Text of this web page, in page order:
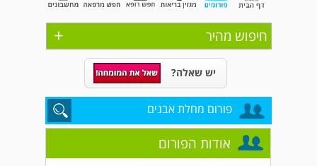
+ חיפוש מהיר
יש שאלה?
פורום מחלת אבנים
אודות הפורום